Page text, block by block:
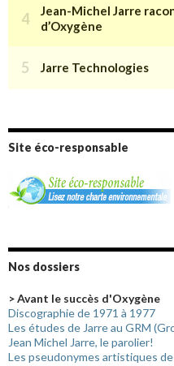
Site éco-responsable
Nos dossiers
> Avant le succès d'Oxygène
Discographie de 1971 à 1977
Les études de Jarre au GRM
Jean Michel Jarre, le parolier!
Les pseudonymes artistiques de